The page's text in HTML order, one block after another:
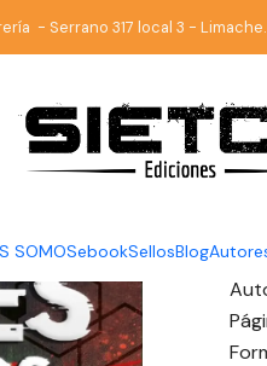
SOMOSebookSellosBlog
- Serrano 317 local 3 -
Ciencia Ficción Imposibles
|